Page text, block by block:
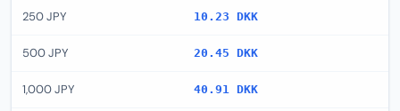
250 JPY 10.23 DKK
500 JPY 20.45 DKK
1,000 JPY 40.91 DKK